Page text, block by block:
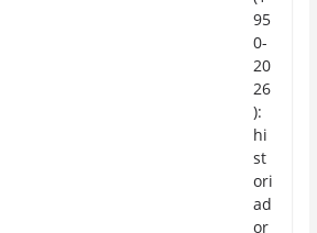
95
0-
20
26
):
hi
st
ori
ad
or